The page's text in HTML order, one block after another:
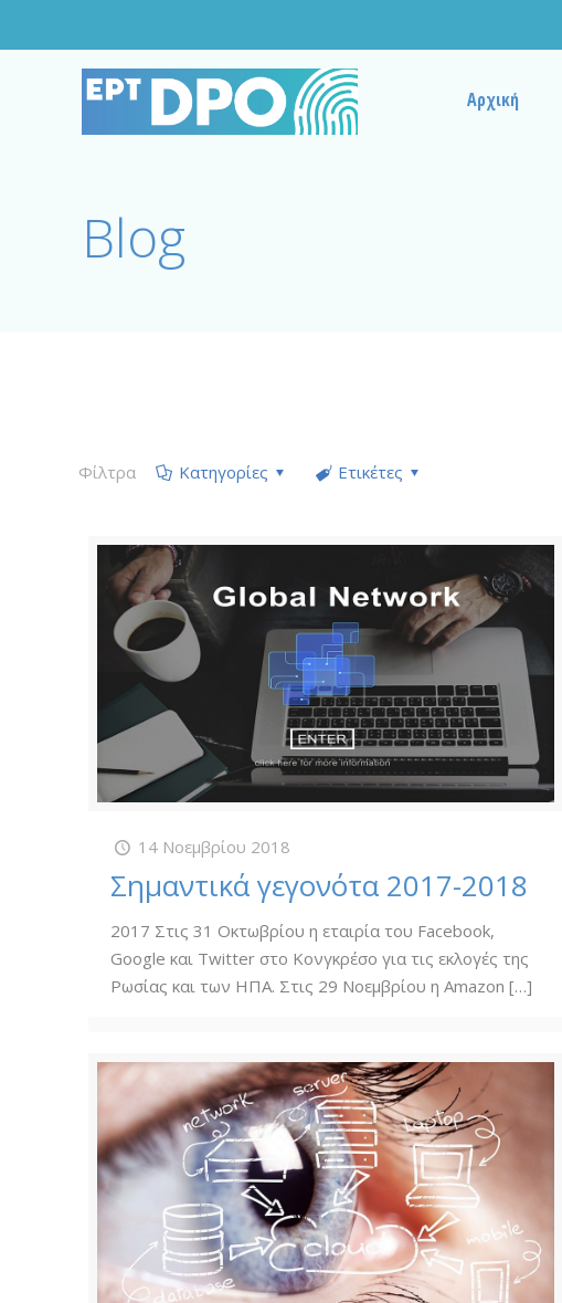
Αρχική
Blog
Φίλτρα Κατηγορίες Ετικέτες
14 Νοεμβρίου 2018
Σημαντικά γεγονότα 2017-2018
2017 Στις 31 Οκτωβρίου η εταιρία του Facebook,
Google και Twitter στο Κονγκρέσο για τις εκλογές της
Ρωσίας και των ΗΠΑ. Στις 29 Νοεμβρίου η Amazon […]